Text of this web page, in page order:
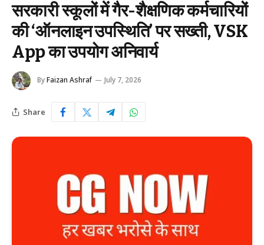
सरकारी स्कूलों में गैर-शैक्षणिक कर्मचारियों
की ‘ऑनलाइन उपस्थिति’ पर सख्ती, VSK
App का उपयोग अनिवार्य
ByFaizan Ashraf July 7, 2026
Share